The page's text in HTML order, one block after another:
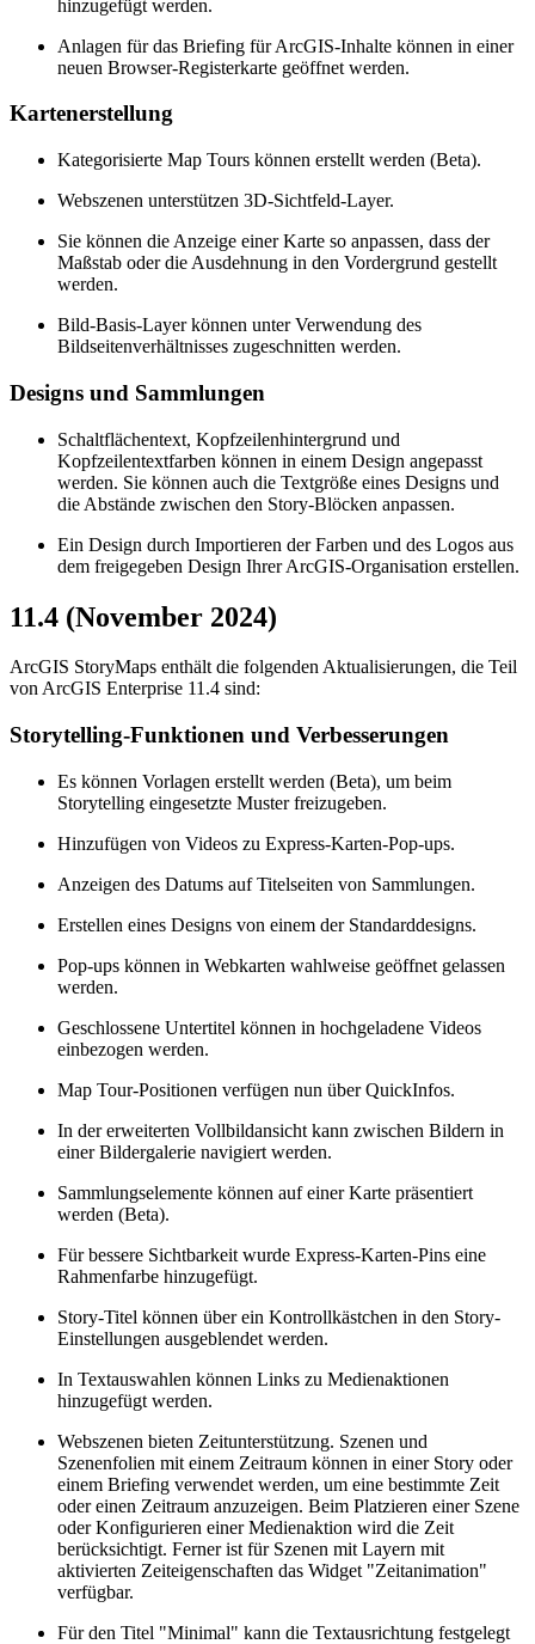
hinzugefügt werden.
Anlagen für das Briefing für ArcGIS-Inhalte können in einer
neuen Browser-Registerkarte geöffnet werden.
Kartenerstellung
Kategorisierte Map Tours können erstellt werden (Beta).
Webszenen unterstützen 3D-Sichtfeld-Layer.
Sie können die Anzeige einer Karte so anpassen, dass der
Maßstab oder die Ausdehnung in den Vordergrund gestellt
werden.
Bild-Basis-Layer können unter Verwendung des
Bildseitenverhältnisses zugeschnitten werden.
Designs und Sammlungen
Schaltflächentext, Kopfzeilenhintergrund und
Kopfzeilentextfarben können in einem Design angepasst
werden. Sie können auch die Textgröße eines Designs und
die Abstände zwischen den Story-Blöcken anpassen.
Ein Design durch Importieren der Farben und des Logos aus
dem freigegeben Design Ihrer ArcGIS-Organisation erstellen.
11.4 (November 2024)
ArcGIS StoryMaps enthält die folgenden Aktualisierungen, die Teil
von ArcGIS Enterprise 11.4 sind:
Storytelling-Funktionen und Verbesserungen
Es können Vorlagen erstellt werden (Beta), um beim
Storytelling eingesetzte Muster freizugeben.
Hinzufügen von Videos zu Express-Karten-Pop-ups.
Anzeigen des Datums auf Titelseiten von Sammlungen.
Erstellen eines Designs von einem der Standarddesigns.
Pop-ups können in Webkarten wahlweise geöffnet gelassen
werden.
Geschlossene Untertitel können in hochgeladene Videos
einbezogen werden.
Map Tour-Positionen verfügen nun über QuickInfos.
In der erweiterten Vollbildansicht kann zwischen Bildern in
einer Bildergalerie navigiert werden.
Sammlungselemente können auf einer Karte präsentiert
werden (Beta).
Für bessere Sichtbarkeit wurde Express-Karten-Pins eine
Rahmenfarbe hinzugefügt.
Story-Titel können über ein Kontrollkästchen in den Story-
Einstellungen ausgeblendet werden.
In Textauswahlen können Links zu Medienaktionen
hinzugefügt werden.
Webszenen bieten Zeitunterstützung. Szenen und
Szenenfolien mit einem Zeitraum können in einer Story oder
einem Briefing verwendet werden, um eine bestimmte Zeit
oder einen Zeitraum anzuzeigen. Beim Platzieren einer Szene
oder Konfigurieren einer Medienaktion wird die Zeit
berücksichtigt. Ferner ist für Szenen mit Layern mit
aktivierten Zeiteigenschaften das Widget "Zeitanimation"
verfügbar.
Für den Titel "Minimal" kann die Textausrichtung festgelegt